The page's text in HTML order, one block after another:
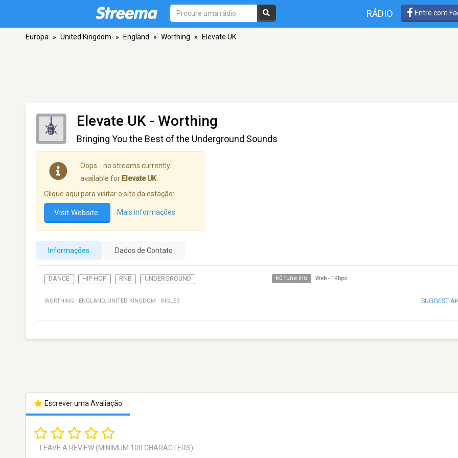
RÁDIO Entre com
Europa » United Kingdom » England » Worthing » Elevate UK
Elevate UK - Worthing
Bringing You the Best of the Underground Sounds
Oops… no streams currently
available for Elevate UK
Clique aqui para visitar o site da estação:
Visit Website Mais informações
Informações Dados de Contato
DANCE HIP HOP RNB UNDERGROUND 60 tune ins Web - 1Kbps
WORTHING · ENGLAND, UNITED KINGDOM · INGLÊS SUGGEST
Escrever uma Avaliação